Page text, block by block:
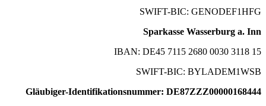
SWIFT-BIC: GENODEF1HFG
Sparkasse Wasserburg a. Inn
IBAN: DE45 7115 2680 0030 3118 15
SWIFT-BIC: BYLADEM1WSB
Gläubiger-Identifikationsnummer: DE87ZZZ00000168444